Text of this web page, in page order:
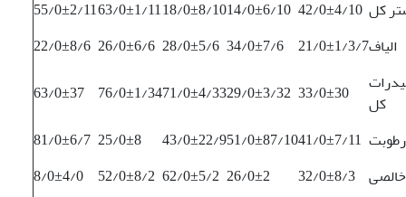
55/0±2/1163/0±1/1118/0±8/1014/0±6/10 42/0±4/10 کل
22/0±8/6 26/0±6/6 28/0±5/6 34/0±7/6 21/0±1/3/7الیاف
63/0±37 76/0±1/3471/0±4/3329/0±3/32 33/0±30
کل
81/0±6/7 25/0±8 43/0±22/951/0±87/1041/0±7/11 رطوبت
8/0±4/0 52/0±8/2 62/0±5/2 26/0±2 32/0±8/3